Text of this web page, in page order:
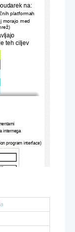
na:
platformah
morajo med
teh ciljev
internega
program interface)